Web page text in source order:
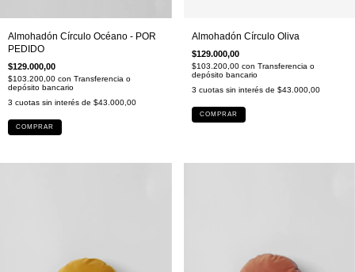
Almohadón Círculo Océano - POR
PEDIDO
$129.000,00
$103.200,00 con Transferencia o
depósito bancario
3 cuotas sin interés de $43.000,00
COMPRAR
Almohadón Círculo Oliva
$129.000,00
$103.200,00 con Transferencia o
depósito bancario
3 cuotas sin interés de $43.000,00
COMPRAR